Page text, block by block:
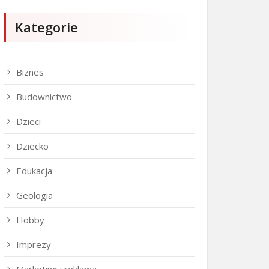
Kategorie
Biznes
Budownictwo
Dzieci
Dziecko
Edukacja
Geologia
Hobby
Imprezy